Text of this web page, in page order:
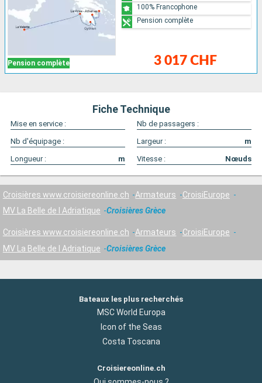
Pension complète 3 017 CHF
100% Francophone
Pension complète
Fiche Technique
Mise en service :
Nb de passagers :
Nb d'équipage :
Largeur :
m
Longueur :
m Vitesse : Nœuds
Croisières www.croisiereonline.ch Armateurs
CroisiEurope
MV La Belle de l Adriatique
Croisières Grèce
Croisières www.croisiereonline.ch Armateurs
CroisiEurope
MV La Belle de l Adriatique
Croisières Grèce
Bateaux les plus recherchés
MSC World Europa
Icon of the Seas
Costa Toscana
Croisiereonline.ch